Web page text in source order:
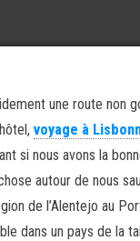
une route non
voyage à
si nous avons la
autour de nous
de l’Alentejo au
dans un pays de la